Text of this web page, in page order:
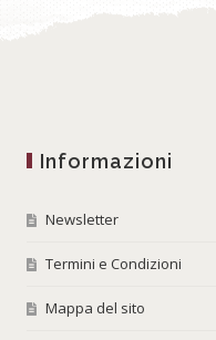
Informazioni
Newsletter
Termini e Condizioni
Mappa del sito